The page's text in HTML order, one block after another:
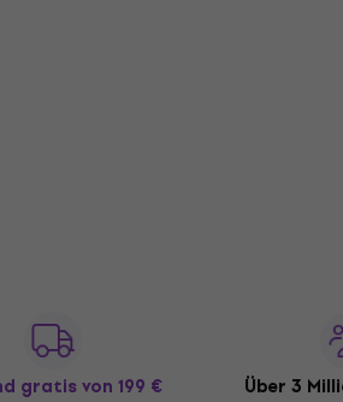
gratisvon 199 € Über 3